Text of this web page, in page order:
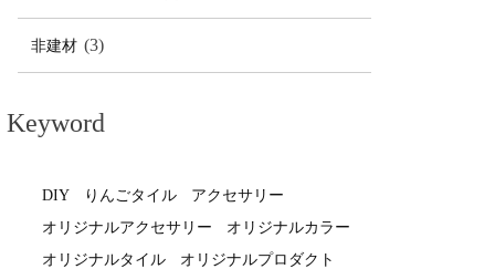
非建材 (3)
Keyword
DIY りんごタイル
アクセサリー
オリジナルアクセサリー
オリジナルカラー
オリジナルタイル
オリジナルプロダクト